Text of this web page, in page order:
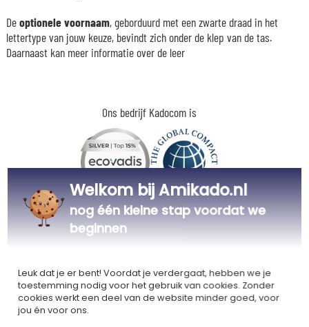
Ons bedrijf Kadocom is
Gecertificeerd
Ecovadis Silver
Lid van
Dit cadeau is
Deoptionele voornaam, geborduurd met een zwarte draad in het
lettertype van jouw keuze, bevindt zich onder de klep van de tas.
Daarnaast kan meer informatie over de leer
Welkom bij Amikado.nl
nog één kleine stap voordat we
beginnen
Leuk dat je er bent! Voordat je verdergaat, hebben we je
toestemming nodig voor het gebruik van cookies. Zonder
cookies werkt een deel van de website minder goed, voor
jou én voor ons.